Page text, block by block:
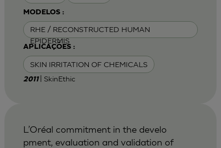
MODELOS :
RHE / RECONSTRUCTED HUMAN
EPIDERMIS
APLICAÇÕES :
SKIN IRRITATION OF CHEMICALS
2011 | SkinEthic
L’Oréal commitment in the develo
pment, evaluation and validation of